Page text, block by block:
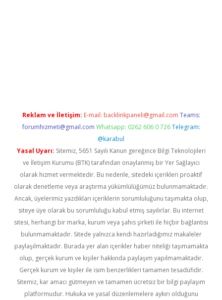
Reklam ve İletişim: E-mail: backlinkpaneli@gmail.com Teams:
forumhizmeti@gmail.com Whatsapp: 0262 606 0 726 Telegram:
@karabul
Yasal Uyarı: Sitemiz, 5651 Sayılı Kanun gereğince Bilgi Teknolojileri
ve İletişim Kurumu (BTK) tarafından onaylanmış bir Yer Sağlayıcı
olarak hizmet vermektedir. Bu nedenle, sitedeki içerikleri proaktif
olarak denetleme veya araştırma yükümlülüğümüz bulunmamaktadır.
Ancak, üyelerimiz yazdıkları içeriklerin sorumluluğunu taşımakta olup,
siteye üye olarak bu sorumluluğu kabul etmiş sayılırlar. Bu internet
sitesi, herhangi bir marka, kurum veya şahıs şirketi ile hiçbir bağlantısı
bulunmamaktadır. Sitede yalnızca kendi hazırladığımız makaleler
paylaşılmaktadır. Burada yer alan içerikler haber niteliği taşımamakta
olup, gerçek kurum ve kişiler hakkında paylaşım yapılmamaktadır.
Gerçek kurum ve kişiler ile isim benzerlikleri tamamen tesadüfidir.
Sitemiz, kar amacı gütmeyen ve tamamen ücretsiz bir bilgi paylaşım
platformudur. Hukuka ve yasal düzenlemelere aykırı olduğunu